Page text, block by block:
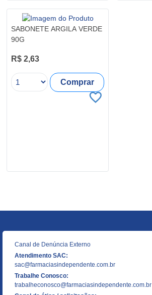
SABONETE ARGILA VERDE
90G
R$ 2,63
Comprar
Canal de Denúncia Externo
Atendimento SAC:
sac@farmaciasindependente.com.br
Trabalhe Conosco:
trabalheconosco@farmaciasindependente.com.br